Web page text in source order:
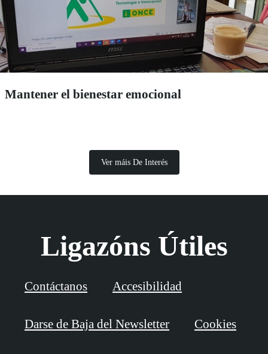
Mantener el bienestar emocional
Ver máis De Interés
Ligazóns Útiles
Contáctanos Accesibilidad
Darse de Baja del Newsletter Cookies